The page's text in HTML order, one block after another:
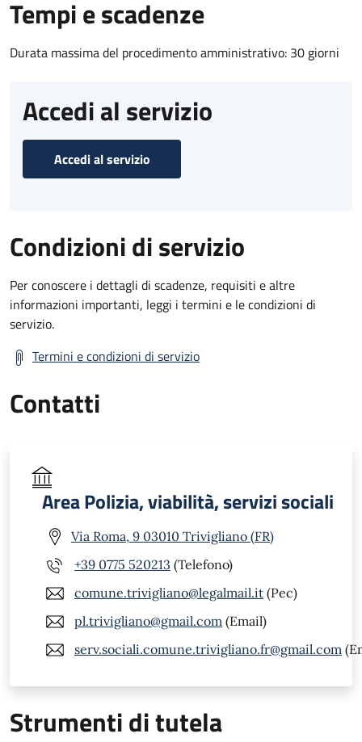
Tempi e scadenze
Durata massima del procedimento amministrativo: 30 giorni
Accedi al servizio
Accedi al servizio
Condizioni di servizio
Per conoscere i dettagli di scadenze, requisiti e altre
informazioni importanti, leggi i termini e le condizioni di
servizio.
Termini e condizioni di servizio
Contatti
Area Polizia, viabilità, servizi sociali
Via Roma, 9 03010 Trivigliano (FR)
+39 0775 520213 (Telefono)
comune.trivigliano@legalmail.it (Pec)
pl.trivigliano@gmail.com (Email)
serv.sociali.comune.trivigliano.fr@gmail.com
Strumenti di tutela